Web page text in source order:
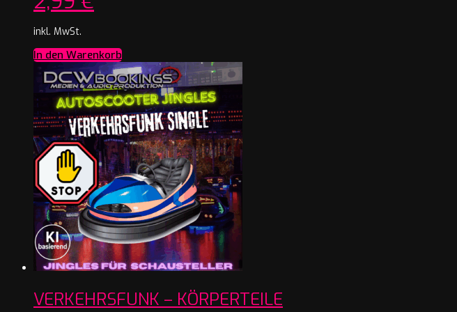
inkl. MwSt.
In den Warenkorb
VERKEHRSFUNK – KÖRPERTEILE